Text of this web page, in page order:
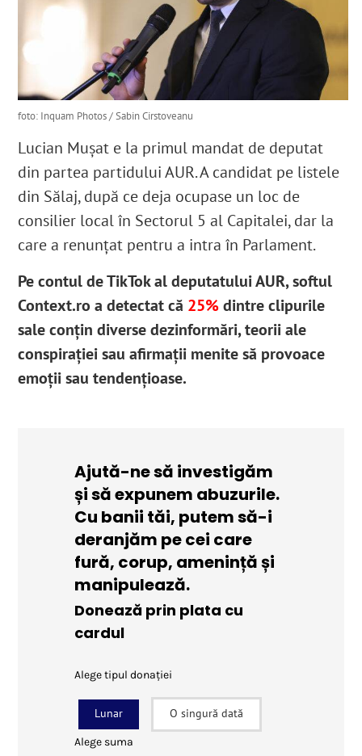
foto: Inquam Photos / Sabin Cirstoveanu
Lucian Mușat e la primul mandat de deputat
din partea partidului AUR.A candidat pe listele
din Sălaj, după ce deja ocupase un loc de
consilier local în Sectorul 5 al Capitalei, dar la
care a renunțat pentru a intra în Parlament.
Pe contul de TikTok al deputatului AUR, softul
Context.ro a detectat că 25%dintre clipurile
sale conțin diverse dezinformări, teorii ale
conspirației sau afirmații menite să provoace
emoții sau tendențioase.
Ajută-ne să investigăm
și să expunem abuzurile.
Cu banii tăi, putem să-i
deranjăm pe cei care
fură, corup, amenință și
manipulează.
Donează prin plata cu
cardul
Alege tipul donației
Lunar O singură dată
Alege suma